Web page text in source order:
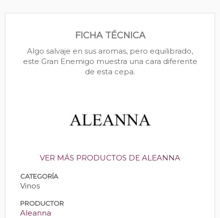
FICHA TÉCNICA
Algo salvaje en sus aromas, pero equilibrado,
este Gran Enemigo muestra una cara diferente
de esta cepa.
VER MÁS PRODUCTOS DE ALEANNA
CATEGORÍA
Vinos
PRODUCTOR
Aleanna